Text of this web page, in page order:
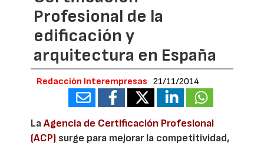
Profesional de la
edificación y
arquitectura en España
Redacción Interempresas 21/11/2014
LaAgencia de Certificación Profesional
(ACP) surge para mejorar la competitividad,